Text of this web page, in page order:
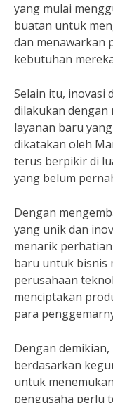
yang mulai
buatan untuk
dan menawarkan
kebutuhan
Selain itu, inovasi
dilakukan
layanan baru
dikatakan oleh
terus berpikir di
yang belum
Dengan
yang unik dan
menarik
baru untuk bisnis
perusahaan
menciptakan
para
Dengan
berdasarkan
untuk
pengusaha perlu